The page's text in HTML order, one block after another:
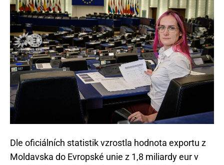
Dle oficiálních statistik vzrostla hodnota exportu z
Moldavska do Evropské unie z 1,8 miliardy eur v